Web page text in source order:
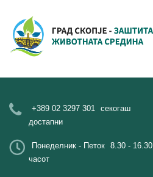
+389 02 3297 301 секогаш
достапни
Понеделник - Петок 8.30 - 16.30
часот